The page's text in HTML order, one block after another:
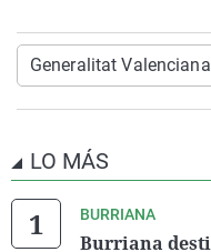
Generalitat Valenciana
LO MÁS
BURRIANA
Burriana